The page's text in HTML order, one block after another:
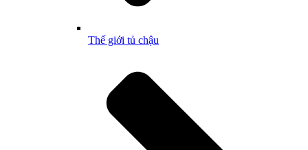
Thế giới tủ chậu